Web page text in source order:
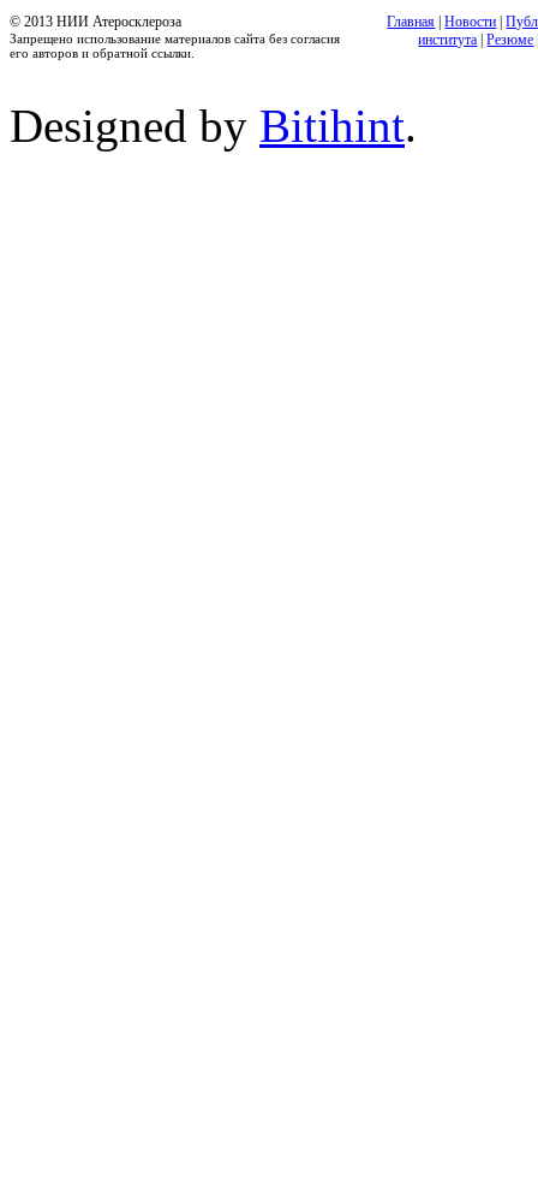
© 2013 НИИ Атеросклероза
Запрещено использование материалов сайта без согласия
его авторов и обратной ссылки.
Главная |Новости |
института |Резюме
Designed by Bitihint.